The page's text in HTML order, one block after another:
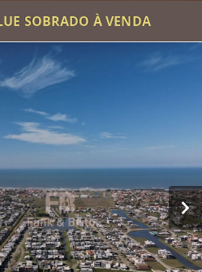
SOBRADO À VENDA